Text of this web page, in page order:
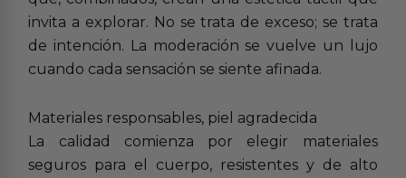
invita a explorar. No se trata de exceso; se trata
de intención. La moderación se vuelve un lujo
cuando cada sensación se siente afinada.
Materiales responsables, piel agradecida
La calidad comienza por elegir materiales
seguros para el cuerpo, resistentes y de alto